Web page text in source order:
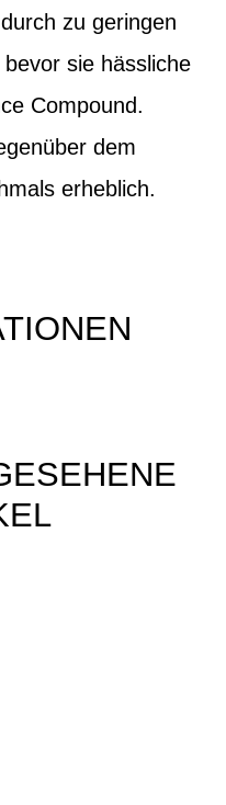
zu geringen
sie hässliche
Compound.
dem
erheblich.